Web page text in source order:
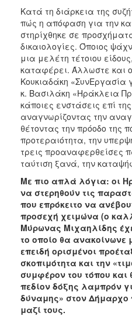
Κατά τη διάρκεια της
πώς η απόφαση για την
στηρίχθηκε σε
δικαιολογίες. Όποιος
μια μελέτη τέτοιου
καταφέρει. Άλλωστε και
Κουκιαδάκη «ΣυνΕργασία
κ. Βασιλάκη «Ηράκλεια
κάποιες ενστάσεις επί
αναγνωρίζοντας την
θέτοντας την πρόοδο της
προτεραιότητα, την
τρεις προαναφερθείσες
ταύτιση ξανά, την
Με πιο απλά λόγια: οι
να στερηθούν τις
που επρόκειτο να
προσεχή χειμώνα (ο
Μύρωνας Μιχαηλίδης
το οποίο θα ανακοίνωνε
επειδή ορισμένοι
σκοπιμότητα και την
συμφέρον του τόπου και
πεδίον δόξης λαμπρόν
δύναμης» στον Δήμαρχο
μαζί τους.